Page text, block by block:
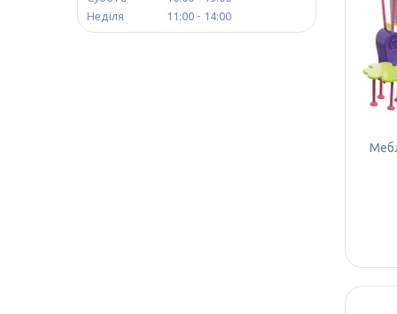
Неділя
11:00 14:00